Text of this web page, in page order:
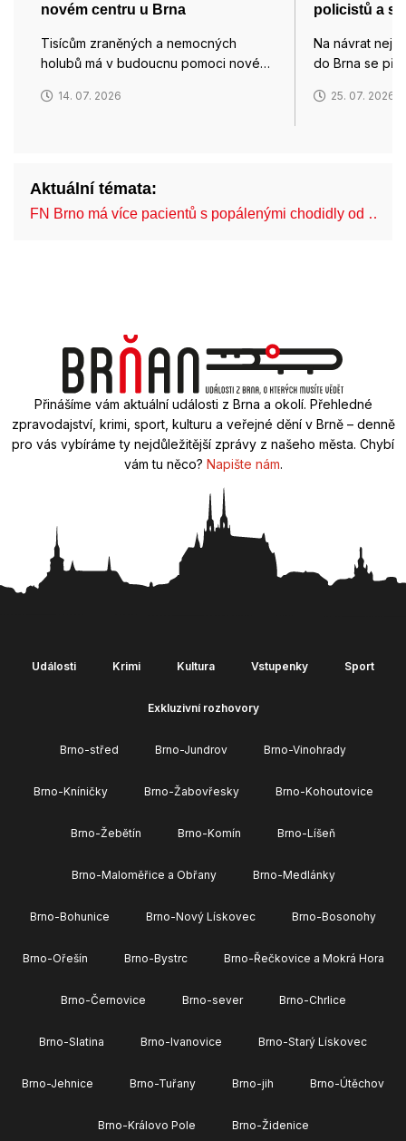
novém centru u Brna
Tisícům zraněných a nemocných
holubů má v budoucnu pomoci nové…
14. 07. 2026
policistů a
Na návrat
do Brna se
25. 07. 2026
Aktuální témata:
FN Brno má více pacientů s popálenými chodidly od …
Přinášíme vám aktuální události z Brna a okolí. Přehledné
zpravodajství, krimi, sport, kulturu a veřejné dění v Brně – denně
pro vás vybíráme ty nejdůležitější zprávy z našeho města. Chybí
vám tu něco? Napište nám.
Události Krimi Kultura Vstupenky Sport
Exkluzivní rozhovory
Brno-střed Brno-Jundrov Brno-Vinohrady
Brno-Kníničky Brno-Žabovřesky Brno-Kohoutovice
Brno-Žebětín Brno-Komín Brno-Líšeň
Brno-Maloměřice a Obřany Brno-Medlánky
Brno-Bohunice Brno-Nový Lískovec Brno-Bosonohy
Brno-Ořešín Brno-Bystrc Brno-Řečkovice a Mokrá Hora
Brno-Černovice Brno-sever Brno-Chrlice
Brno-Slatina Brno-Ivanovice Brno-Starý Lískovec
Brno-Jehnice Brno-Tuřany Brno-jih Brno-Útěchov
Brno-Královo Pole Brno-Židenice